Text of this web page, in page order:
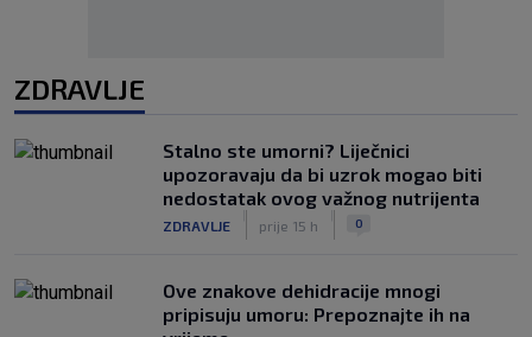
ZDRAVLJE
Stalno ste umorni? Liječnici
upozoravaju da bi uzrok mogao biti
nedostatak ovog važnog nutrijenta
ZDRAVLJE prije 15 h 0
Ove znakove dehidracije mnogi
pripisuju umoru: Prepoznajte ih na